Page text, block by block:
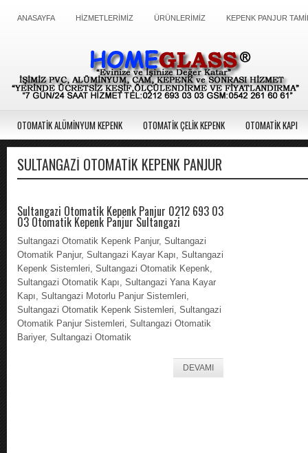
ANASAYFA HİZMETLERİMİZ ÜRÜNLERİMİZ KEPENK PANJUR
OTOMATİK ALÜMİNYUM KEPENK OTOMATİK ÇELİK KEPENK OTOMATİK KAPI
SULTANGAZI OTOMATIK KEPENK PANJUR
Sultangazi Otomatik Kepenk Panjur 0212 693 03
03 Otomatik Kepenk Panjur Sultangazi
Sultangazi Otomatik Kepenk Panjur, Sultangazi
Otomatik Panjur, Sultangazi Kayar Kapı, Sultangazi
Kepenk Sistemleri, Sultangazi Otomatik Kepenk,
Sultangazi Otomatik Kapı, Sultangazi Yana Kayar
Kapı, Sultangazi Motorlu Panjur Sistemleri,
Sultangazi Otomatik Kepenk Sistemleri, Sultangazi
Otomatik Panjur Sistemleri, Sultangazi Otomatik
Bariyer, Sultangazi Otomatik
DEVAMI